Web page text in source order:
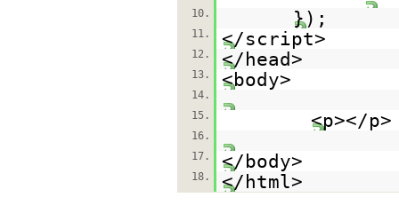
10.
});
11. </script>
12. </head>
13. <body>
14.
15.
<p></p>
16.
17.
</body>
18. </html>